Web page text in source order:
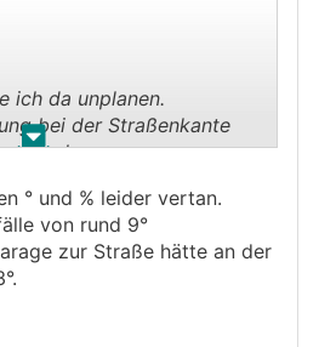
. .
ich da unplanen.
bei der Straßenkante
einfach weg.
im Winter zum quer
rutschig ist.
Szene vom
° und % leider vertan.
von rund 9°
zur Straße hätte an der